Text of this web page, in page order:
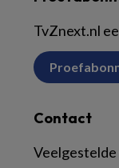
TvZnext.nl
Contact
Veelgestelde